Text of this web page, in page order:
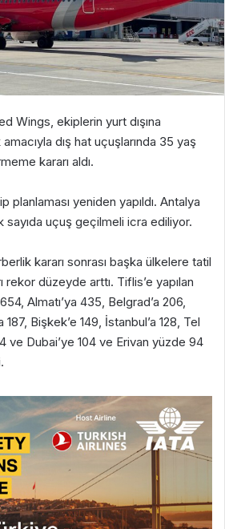
Wings, ekiplerin yurt dışına
dış hat uçuşlarında 35 yaş
kararı aldı.
planlaması yeniden yapıldı. Antalya
uçuş geçilmeli icra ediliyor.
kararı sonrası başka ülkelere tatil
düzeyde arttı. Tiflis’e yapılan
Almatı’ya 435, Belgrad’a 206,
187, Bişkek’e 149, İstanbul’a 128, Tel
ve Dubai’ye 104 ve Erivan yüzde 94